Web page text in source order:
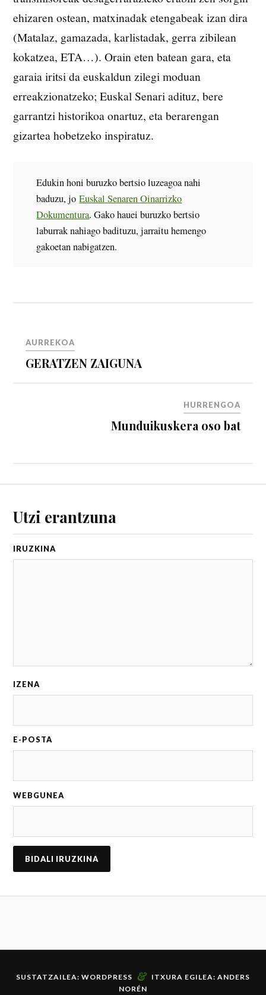
ehizaren ostean, matxinadak etengabeak izan dira
(Matalaz, gamazada, karlistadak, gerra zibilean
kokatzea, ETA…). Orain eten batean gara, eta
garaia iritsi da euskaldun zilegi moduan
erreakzionatzeko; Euskal Senari adituz, bere
garrantzi historikoa onartuz, eta berarengan
gizartea hobetzeko inspiratuz.
Edukin honi buruzko bertsio luzeagoa nahi
baduzu, joEuskal Senaren Oinarrizko
Dokumentura. Gako hauei buruzko bertsio
laburrak nahiago badituzu, jarraitu hemengo
gakoetan nabigatzen.
AURREKOA
GERATZEN ZAIGUNA
HURRENGOA
Munduikuskera oso bat
Utzi erantzuna
IRUZKIN
IZENA
E-POSTA
WEBGUNEA
SUSTATZAILEA: WORDPRESS & ITXURA EGILEA: ANDERS
NORÉN